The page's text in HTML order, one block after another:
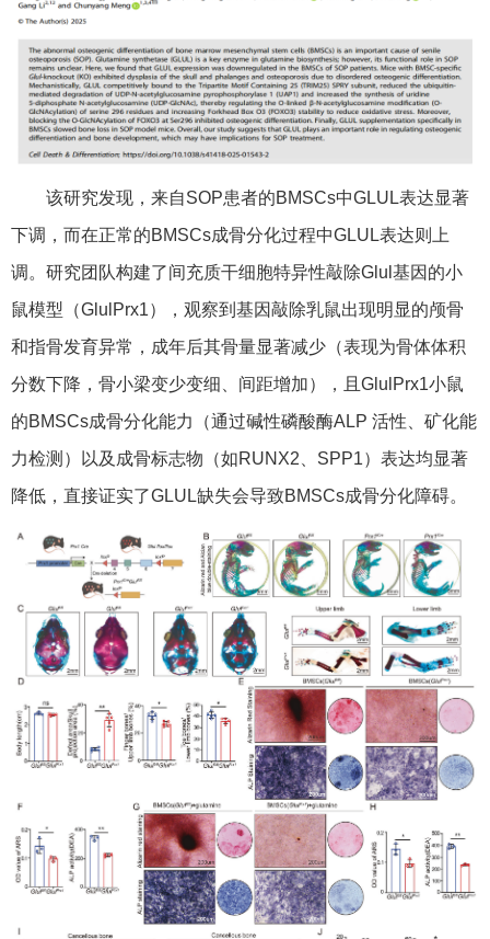
该研究发现，来自SOP患者的BMSCs中GLUL表达显著
下调，而在正常的BMSCs成骨分化过程中GLUL表达则上
调。研究团队构建了间充质干细胞特异性敲除Glul基因的小
鼠模型（GlulPrx1），观察到基因敲除乳鼠出现明显的颅骨
和指骨发育异常，成年后其骨量显著减少（表现为骨体体积
分数下降，骨小梁变少变细、间距增加），且GlulPrx1小鼠
的BMSCs成骨分化能力（通过碱性磷酸酶ALP 活性、矿化能
力检测）以及成骨标志物（如RUNX2、SPP1）表达均显著
降低，直接证实了GLUL缺失会导致BMSCs成骨分化障碍。